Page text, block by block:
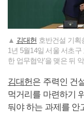
▲ 김대헌 호반건설 기획
1년 5월14일 서울 서초
한 업무협약'을 맺은 뒤
김대헌은 주력인 건
먹거리를 마련하기
둬야 하는 과제를 안